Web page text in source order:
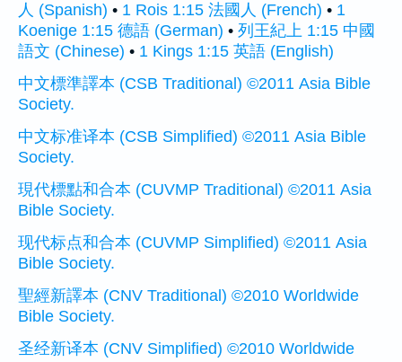
人 (Spanish) • 1 Rois 1:15 法國人 (French) • 1
Koenige 1:15 德語 (German) • 列王紀上 1:15 中國
語文 (Chinese) • 1 Kings 1:15 英語 (English)
中文標準譯本 (CSB Traditional) ©2011 Asia Bible
Society.
中文标准译本 (CSB Simplified) ©2011 Asia Bible
Society.
現代標點和合本 (CUVMP Traditional) ©2011 Asia
Bible Society.
现代标点和合本 (CUVMP Simplified) ©2011 Asia
Bible Society.
聖經新譯本 (CNV Traditional) ©2010 Worldwide
Bible Society.
圣经新译本 (CNV Simplified) ©2010 Worldwide